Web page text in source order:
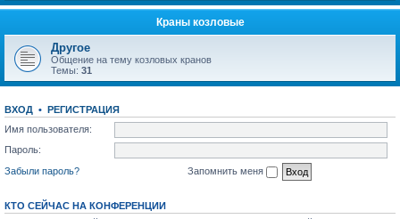
Краны козловые
Другое
Общение на тему козловых кранов
Темы: 31
ВХОД • РЕГИСТРАЦИЯ
Имя пользователя:
Пароль:
Забыли пароль?
Запомнить меня
КТО СЕЙЧАС НА КОНФЕРЕНЦИИ